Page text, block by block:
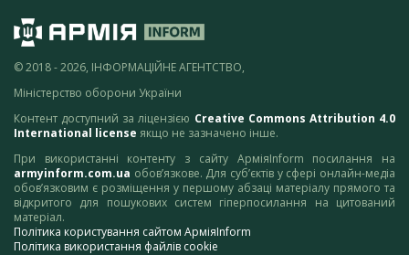
© 2018 - 2026, ІНФОРМАЦІЙНЕ АГЕНТСТВО,
Міністерство оборони України
Контент доступний за ліцензією Creative Commons Attribution 4.0
International license якщо не зазначено інше.
При використанні контенту з сайту АрміяInform посилання на
armyinform.com.ua обов’язкове. Для суб’єктів у сфері онлайн-медіа
обов’язковим є розміщення у першому абзаці матеріалу прямого та
відкритого для пошукових систем гіперпосилання на цитований
матеріал.
Політика користування сайтом АрміяInform
Політика використання файлів cookie